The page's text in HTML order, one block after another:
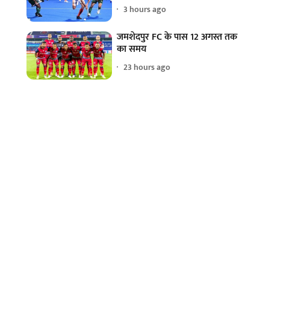
3 hours ago
जमशेदपुर FC के पास 12 अगस्त तक
का समय
23 hours ago